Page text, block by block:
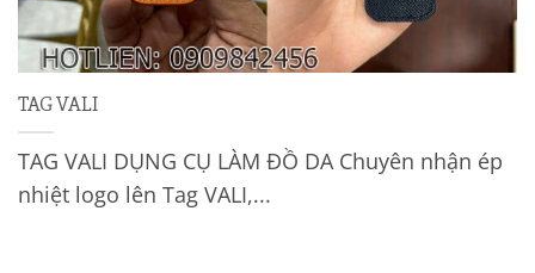
TAG VALI
TAG VALI DỤNG CỤ LÀM ĐỒ DA Chuyên nhận ép
nhiệt logo lên Tag VALI,...